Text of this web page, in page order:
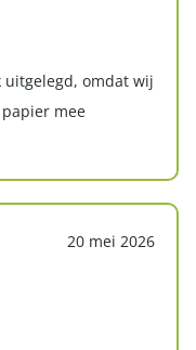
omdat wij
mee
20 mei 2026